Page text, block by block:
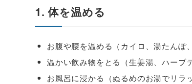
1. 体を温める
お腹や腰を温める（カイロ、湯たんぽ
温かい飲み物をとる（生姜湯、ハーブ
お風呂に浸かる（ぬるめのお湯でリラ